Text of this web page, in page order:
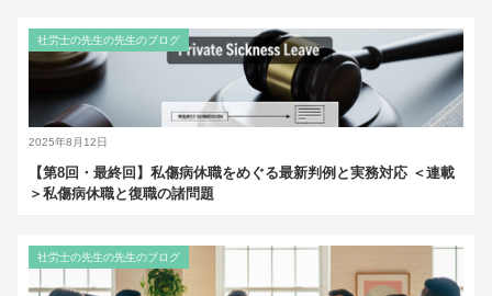
2025年8月12日
社労士の先生の先生のブログ
【第8回・最終回】私傷病休職をめぐる最新判例と実務対応 ＜連載
＞私傷病休職と復職の諸問題
社労士の先生の先生のブログ